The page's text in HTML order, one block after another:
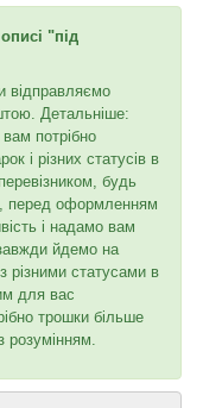
"під
відправляємо
Детальніше:
потрібно
і різних статусів в
будь
, перед оформленням
і надамо вам
йдемо на
різними статусами в
для вас
трошки більше